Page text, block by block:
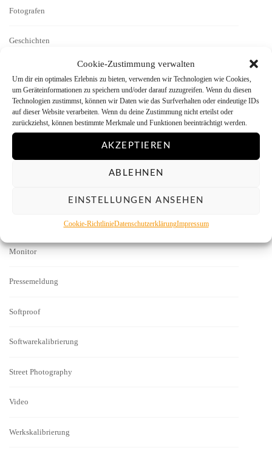
Cookie-Zustimmung verwalten
Um dir ein optimales Erlebnis zu bieten, verwenden wir Technologien wie Cookies,
um Geräteinformationen zu speichern und/oder darauf zuzugreifen. Wenn du diesen
Technologien zustimmst, können wir Daten wie das Surfverhalten oder eindeutige IDs
auf dieser Website verarbeiten. Wenn du deine Zustimmung nicht erteilst oder
zurückziehst, können bestimmte Merkmale und Funktionen beeinträchtigt werden.
AKZEPTIEREN
ABLEHNEN
EINSTELLUNGEN ANSEHEN
Cookie-RichtlinieDatenschutzerklärungImpressum
Fotografen
Geschichten
Kamera-Reviews
Labor
Literatur
Monitor
Pressemeldung
Softproof
Softwarekalibrierung
Street Photography
Video
Werkskalibrierung